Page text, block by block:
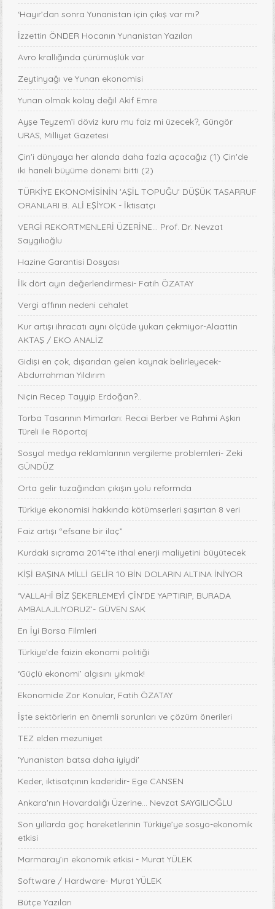
‘Hayır’dan sonra Yunanistan için çıkış var mı?
İzzettin ÖNDER Hocanın Yunanistan Yazıları
Avro krallığında çürümüşlük var
Zeytinyağı ve Yunan ekonomisi
Yunan olmak kolay değil Akif Emre
Ayşe Teyzem’i döviz kuru mu faiz mi üzecek?, Güngör
URAS, Milliyet Gazetesi
Çin'i dünyaya her alanda daha fazla açacağız (1) Çin'de
iki haneli büyüme dönemi bitti (2)
TÜRKİYE EKONOMİSİNİN 'AŞİL TOPUĞU' DÜŞÜK TASARRUF
ORANLARI B. ALİ EŞİYOK - İktisatçı
VERGİ REKORTMENLERİ ÜZERİNE… Prof. Dr. Nevzat
Saygılıoğlu
Hazine Garantisi Dosyası
İlk dört ayın değerlendirmesi- Fatih ÖZATAY
Vergi affının nedeni cehalet
Kur artışı ihracatı aynı ölçüde yukarı çekmiyor-Alaattin
AKTAŞ / EKO ANALİZ
Gidişi en çok, dışarıdan gelen kaynak belirleyecek-
Abdurrahman Yıldırım
Niçin Recep Tayyip Erdoğan?..
Torba Tasarının Mimarları: Recai Berber ve Rahmi Aşkın
Türeli ile Röportaj
Sosyal medya reklamlarının vergileme problemleri- Zeki
GÜNDÜZ
Orta gelir tuzağından çıkışın yolu reformda
Türkiye ekonomisi hakkında kötümserleri şaşırtan 8 veri
Faiz artışı “efsane bir ilaç”
Kurdaki sıçrama 2014’te ithal enerji maliyetini büyütecek
KİŞİ BAŞINA MİLLİ GELİR 10 BİN DOLARIN ALTINA İNİYOR
‘VALLAHİ BİZ ŞEKERLEMEYİ ÇİN’DE YAPTIRIP, BURADA
AMBALAJLIYORUZ’- GÜVEN SAK
En İyi Borsa Filmleri
Türkiye’de faizin ekonomi politiği
‘Güçlü ekonomi’ algısını yıkmak!
Ekonomide Zor Konular, Fatih ÖZATAY
İşte sektörlerin en önemli sorunları ve çözüm önerileri
TEZ elden mezuniyet
'Yunanistan batsa daha iyiydi'
Keder, iktisatçının kaderidir- Ege CANSEN
Ankara'nın Hovardalığı Üzerine... Nevzat SAYGILIOĞLU
Son yıllarda göç hareketlerinin Türkiye’ye sosyo-ekonomik
etkisi
Marmaray’ın ekonomik etkisi - Murat YÜLEK
Software / Hardware- Murat YÜLEK
Bütçe Yazıları